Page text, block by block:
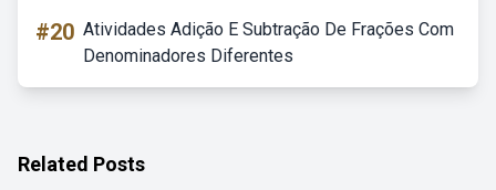
#20 Atividades Adição E Subtração De Frações Com
Denominadores Diferentes
Related Posts